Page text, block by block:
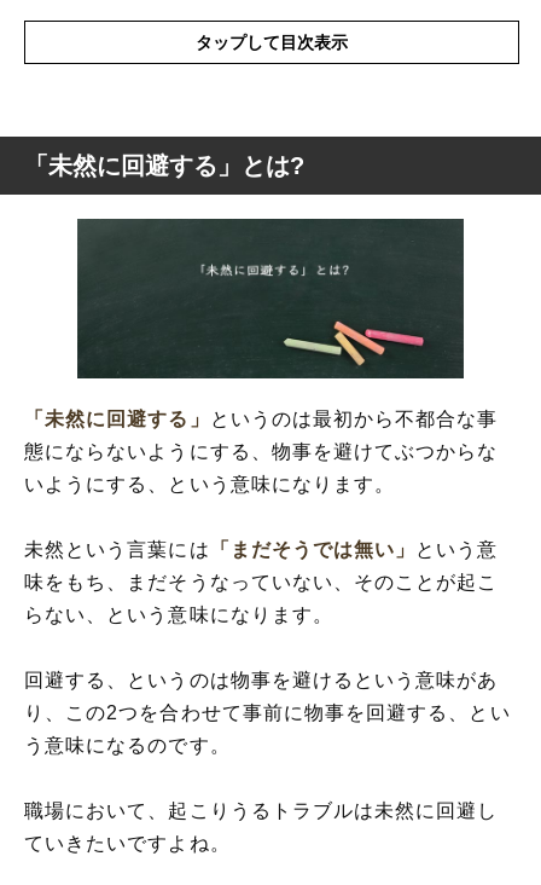
タップして目次表示
「未然に回避する」とは?
「未然に回避する」を使った例文と意味を
「未然に回避する」の類語や類義語・言い
「未然に回避する」とは?
「未然に回避する」
というのは最初から不都合な事
態にならないようにする、物事を避けてぶつからな
いようにする、という意味になります。
未然という言葉には 「まだそうでは無い」
という意
味をもち、まだそうなっていない、そのことが起こ
らない、という意味になります。
回避する、というのは物事を避けるという意味があ
り、この2つを合わせて事前に物事を回避する、とい
う意味になるのです。
職場において、起こりうるトラブルは未然に回避し
ていきたいですよね。